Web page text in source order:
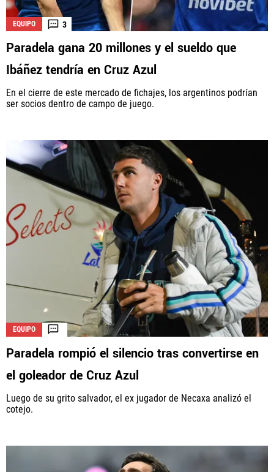
La aceptación de una de las ofertas presentadas en esta página
puede dar lugar a un pago aVamos Azul
cómo y dónde aparecen los operadores de juego en la página y en el
orden en que aparecen, pero no influye en nuestras evaluaciones.
EQUIPO 3
Paradela gana 20 millones y el sueldo que
Ibáñez tendría en Cruz Azul
En el cierre de este mercado de fichajes, los argentinos podrían
ser socios dentro de campo de juego.
EQUIPO
Paradela rompió el silencio tras convertirse en
el goleador de Cruz Azul
Luego de su grito salvador, el ex jugador de Necaxa analizó el
cotejo.